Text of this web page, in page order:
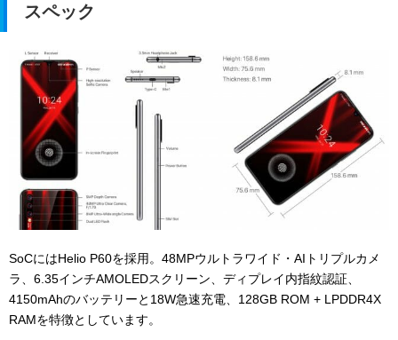
スペック
SoCにはHelio P60を採用。 48MPウルトラワイド・AIトリプルカメ
ラ、6.35インチAMOLEDスクリーン、ディプレイ内指紋認証、
4150mAhのバッテリーと18W急速充電、128GB ROM + LPDDR4X
RAMを特徴としています。